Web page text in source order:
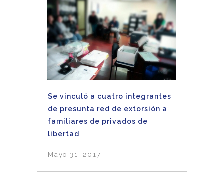
Se vinculó a cuatro integrantes
de presunta red de extorsión a
familiares de privados de
libertad
Mayo 31, 2017